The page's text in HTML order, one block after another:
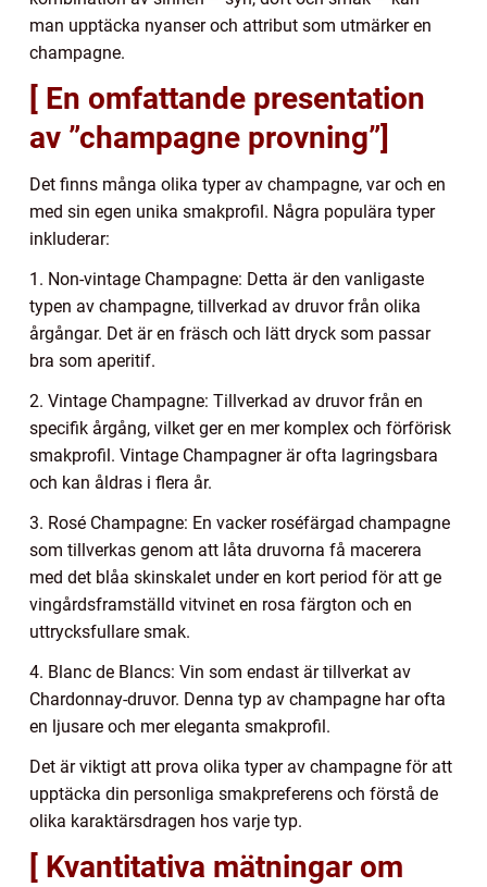
man upptäcka nyanser och attribut som utmärker en
champagne.
[ En omfattande presentation
av ”champagne provning”]
Det finns många olika typer av champagne, var och en
med sin egen unika smakprofil. Några populära typer
inkluderar:
1. Non-vintage Champagne: Detta är den vanligaste
typen av champagne, tillverkad av druvor från olika
årgångar. Det är en fräsch och lätt dryck som passar
bra som aperitif.
2. Vintage Champagne: Tillverkad av druvor från en
specifik årgång, vilket ger en mer komplex och förförisk
smakprofil. Vintage Champagner är ofta lagringsbara
och kan åldras i flera år.
3. Rosé Champagne: En vacker roséfärgad champagne
som tillverkas genom att låta druvorna få macerera
med det blåa skinskalet under en kort period för att ge
vingårdsframställd vitvinet en rosa färgton och en
uttrycksfullare smak.
4. Blanc de Blancs: Vin som endast är tillverkat av
Chardonnay-druvor. Denna typ av champagne har ofta
en ljusare och mer eleganta smakprofil.
Det är viktigt att prova olika typer av champagne för att
upptäcka din personliga smakpreferens och förstå de
olika karaktärsdragen hos varje typ.
[ Kvantitativa mätningar om